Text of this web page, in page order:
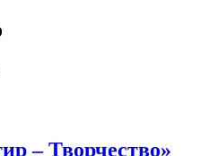
– Творчество»